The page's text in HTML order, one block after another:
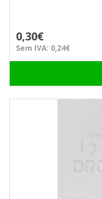
0,30€
Sem IVA: 0,24€